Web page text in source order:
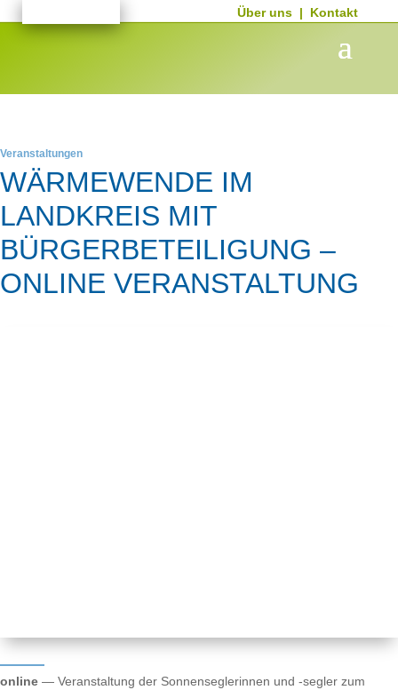
Über uns | Kontakt
Veranstaltungen
WÄRMEWENDE IM
LANDKREIS MIT
BÜRGERBETEILIGUNG –
ONLINE VERANSTALTUNG
online — Veranstaltung der Sonnenseglerinnen und -segler zum